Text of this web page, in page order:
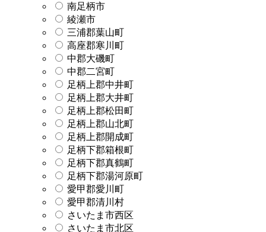
南足柄市
綾瀬市
三浦郡葉山町
高座郡寒川町
中郡大磯町
中郡二宮町
足柄上郡中井町
足柄上郡大井町
足柄上郡松田町
足柄上郡山北町
足柄上郡開成町
足柄下郡箱根町
足柄下郡真鶴町
足柄下郡湯河原町
愛甲郡愛川町
愛甲郡清川村
さいたま市西区
さいたま市北区